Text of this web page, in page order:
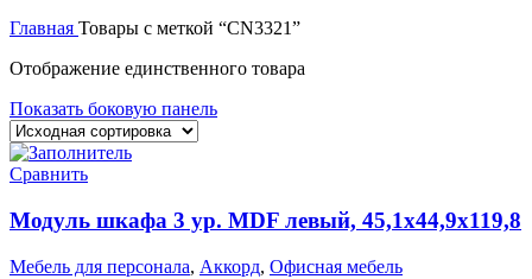
Главная Товары с меткой “CN3321”
Отображение единственного товара
Показать боковую панель
Сравнить
Модуль шкафа 3 ур. MDF левый, 45,1х44,9х119,8
Мебель для персонала, Аккорд, Офисная мебель